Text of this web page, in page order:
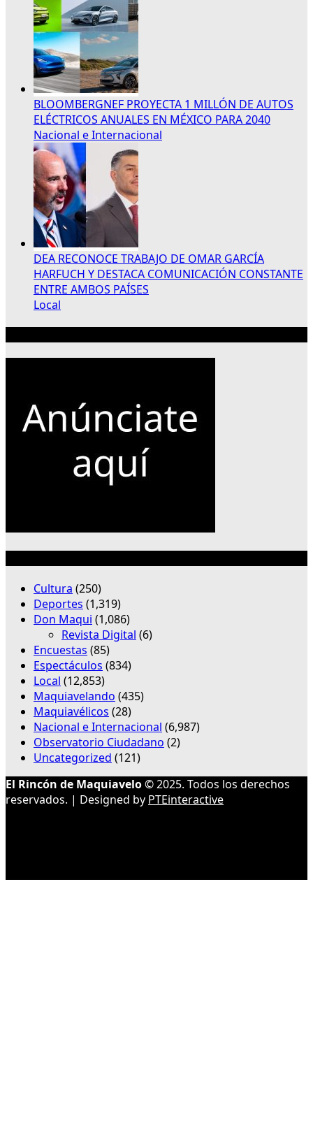
BLOOMBERGNEF PROYECTA 1 MILLÓN DE AUTOS
ELÉCTRICOS ANUALES EN MÉXICO PARA 2040
Nacional e Internacional
DEA RECONOCE TRABAJO DE OMAR GARCÍA
HARFUCH Y DESTACA COMUNICACIÓN CONSTANTE
ENTRE AMBOS PAÍSES
Local
Cultura (250)
Deportes (1,319)
Don Maqui (1,086)
Revista Digital (6)
Encuestas (85)
Espectáculos (834)
Local (12,853)
Maquiavelando (435)
Maquiavélicos (28)
Nacional e Internacional (6,987)
Observatorio Ciudadano (2)
Uncategorized (121)
El Rincón de Maquiavelo© 2025. Todos los derechos
reservados. | Designed by PTEinteractive